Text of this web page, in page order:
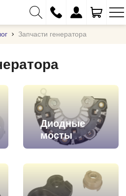
+375 (17) 373-97-09
+375 (29) 262-61-18
Запчасти генератора
Диодные
мосты